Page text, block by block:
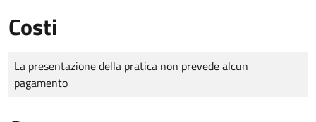
Costi
Tipo di pagamento
Importo
La presentazione della pratica non prevede alcun
pagamento